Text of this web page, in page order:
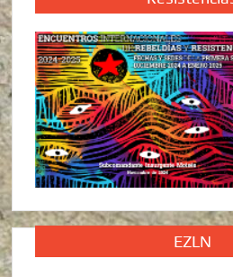
EZLN